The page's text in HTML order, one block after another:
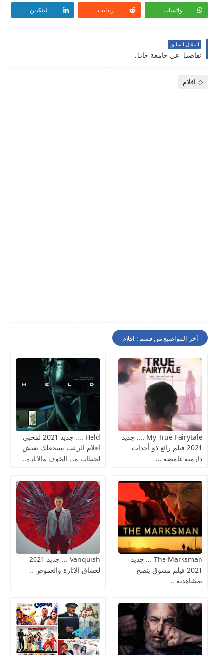
واتساب ريدايت لينكدين
المقال السابق
تفاصيل عن جامعة حائل
افلام
أخر المواضيع من قسم : افلام
My True Fairytale .... جديد
2021 فيلم رائع ذو أحداث
دارمية غامضة ...
Held .... جديد 2021 لمحبي
افلام الرعب ستجعلك تعيش
لحظات من الخوف والاثارة..
The Marksman ... جديد
2021 فيلم مشوق ينصح
بمشاهدته ..
Vanquish ... جديد 2021
لعشاق الاثارة والغموض ..